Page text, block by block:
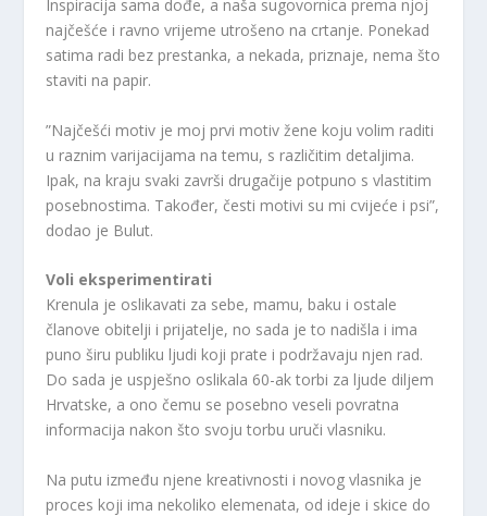
Inspiracija sama dođe, a naša sugovornica prema njoj
najčešće i ravno vrijeme utrošeno na crtanje. Ponekad
satima radi bez prestanka, a nekada, priznaje, nema što
staviti na papir.
”Najčešći motiv je moj prvi motiv žene koju volim raditi
u raznim varijacijama na temu, s različitim detaljima.
Ipak, na kraju svaki završi drugačije potpuno s vlastitim
posebnostima. Također, česti motivi su mi cvijeće i psi”,
dodao je Bulut.
Voli eksperimentirati
Krenula je oslikavati za sebe, mamu, baku i ostale
članove obitelji i prijatelje, no sada je to nadišla i ima
puno širu publiku ljudi koji prate i podržavaju njen rad.
Do sada je uspješno oslikala 60-ak torbi za ljude diljem
Hrvatske, a ono čemu se posebno veseli povratna
informacija nakon što svoju torbu uruči vlasniku.
Na putu između njene kreativnosti i novog vlasnika je
proces koji ima nekoliko elemenata, od ideje i skice do